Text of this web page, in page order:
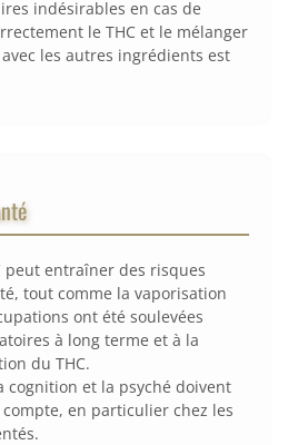
indésirables en cas de
le THC et le mélanger
les autres ingrédients est
peut entraîner des risques
tout comme la vaporisation
ont été soulevées
à long terme et à la
du THC.
cognition et la psyché doivent
en particulier chez les